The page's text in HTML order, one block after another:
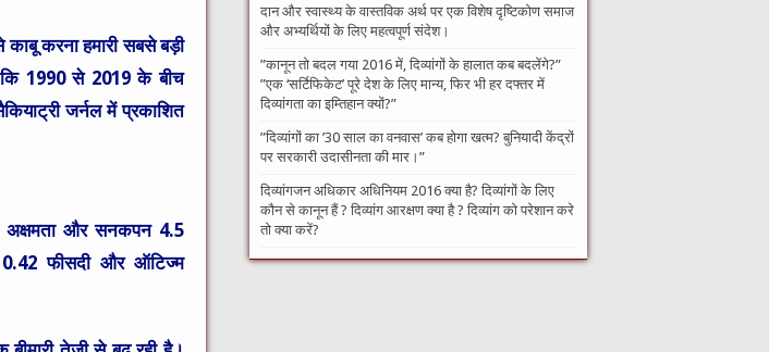
करना हमारी सबसे बड़ी
कि 1990 से 2019 के बीच
जर्नल में प्रकाशित
अक्षमता और सनकपन 4.5
0.42 फीसदी और ऑटिज्म
दान और स्वास्थ्य के वास्तविक अर्थ पर एक विशेष दृष्टिकोण समाज
और अभ्यर्थियों के लिए महत्वपूर्ण संदेश।
​”कानून तो बदल गया 2016 में, दिव्यांगों के हालात कब बदलेंगे?”​
”एक ‘सर्टिफिकेट’ पूरे देश के लिए मान्य, फिर भी हर दफ्तर में
दिव्यांगता का इम्तिहान क्यों?”
​”दिव्यांगों का ’30 साल का वनवास’ कब होगा खत्म? बुनियादी केंद्रों
पर सरकारी उदासीनता की मार।”
दिव्यांगजन अधिकार अधिनियम 2016 क्या है? दिव्यांगों के लिए
कौन से कानून हैं ? दिव्यांग आरक्षण क्या है ? दिव्यांग को परेशान करे
तो क्या करें?